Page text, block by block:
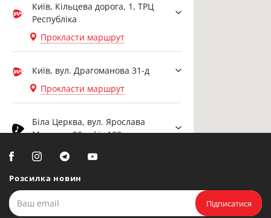
Київ, Кільцева дорога, 1, ТРЦ
Республіка
Прокласти маршрут
Київ, вул. Драгоманова 31-д
Прокласти маршрут
Біла Церква, вул. Ярослава
Мудрого, 20, офіс 108
Прокласти маршрут
Олександрійський, 82 (вул.
Розсилка новин
Підписатися